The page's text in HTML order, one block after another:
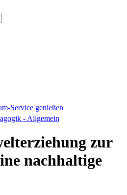
Service genießen
- Allgemein
zur
nachhaltige